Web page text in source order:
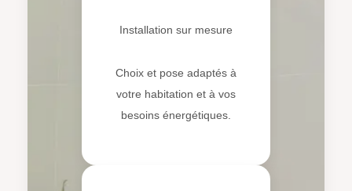
Installation sur mesure
Choix et pose adaptés à
votre habitation et à vos
besoins énergétiques.